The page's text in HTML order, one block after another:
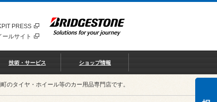
PRESS
ルサイト
技術・サービス ショップ情報
のタイヤ・ホイール等のカー用品専門店です。